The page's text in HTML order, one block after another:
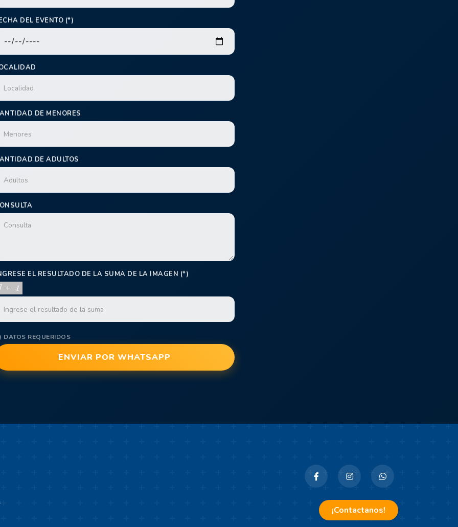
DEL EVENTO (*)
DE MENORES
DE ADULTOS
EL RESULTADO DE LA SUMA DE LA IMAGEN (*)
DATOS REQUERIDOS
¡Contactanos!